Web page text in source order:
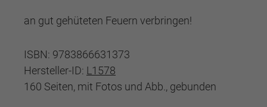
an gut gehüteten Feuern verbringen!
ISBN: 9783866631373
Hersteller-ID: L1578
160 Seiten, mit Fotos und Abb., gebunden